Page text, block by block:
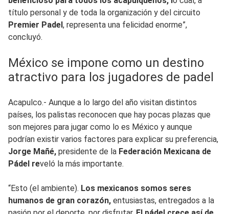
título personal y de toda la organización y del circuito
Premier Padel, representa una felicidad enorme”,
concluyó.
México se impone como un destino
atractivo para los jugadores de padel
Acapulco.- Aunque a lo largo del año visitan distintos
países, los palistas reconocen que hay pocas plazas que
son mejores para jugar como lo es México y aunque
podrían existir varios factores para explicar su preferencia,
Jorge Mañé, presidente de la Federación Mexicana de
Pádel reveló la más importante.
“Esto (el ambiente). Los mexicanos somos seres
humanos de gran corazón, entusiastas, entregados a la